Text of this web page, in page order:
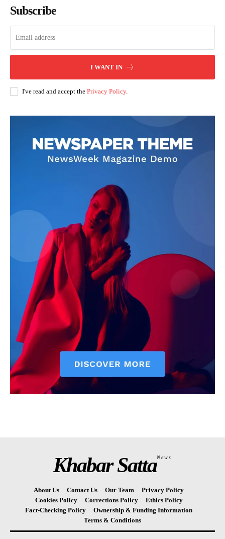
Subscribe
I WANT IN
I've read and accept the Privacy Policy.
Khabar SattaNews
About Us Contact Us Our Team
Privacy Policy
Cookies Policy
Corrections Policy
Ethics Policy
Fact-Checking Policy
Ownership & Funding Information
Terms & Conditions